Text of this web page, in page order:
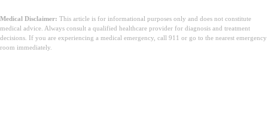
Medical Disclaimer: This article is for informational purposes only and does not constitute
medical advice. Always consult a qualified healthcare provider for diagnosis and treatment
decisions. If you are experiencing a medical emergency, call 911 or go to the nearest emergency
room immediately.